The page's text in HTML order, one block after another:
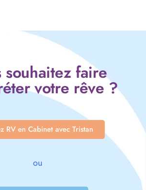
souhaitez faire
votre rêve ?
RV en Cabinet avec Tristan
ou